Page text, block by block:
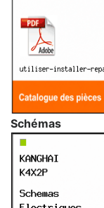
Schémas